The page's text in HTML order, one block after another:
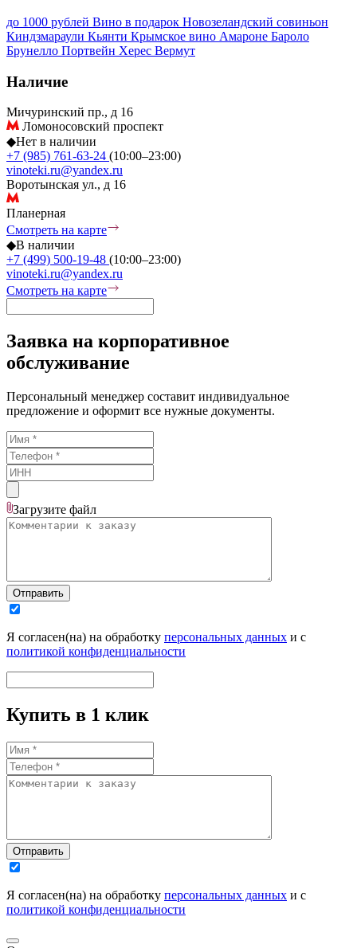
до 1000 рублей Вино в подарок Новозеландский совиньон
Киндзмараули Кьянти Крымское вино Амароне Бароло
Брунелло Портвейн Херес Вермут
Наличие
Мичуринский пр., д 16
Ломоносовский проспект
◆Нет в наличии
+7 (985) 761-63-24 (10:00–23:00)
vinoteki.ru@yandex.ru
Воротынская ул., д 16
Планерная
Смотреть на карте
◆В наличии
+7 (499) 500-19-48 (10:00–23:00)
vinoteki.ru@yandex.ru
Смотреть на карте
Заявка на корпоративное
обслуживание
Персональный менеджер составит индивидуальное
предложение и оформит все нужные документы.
Загрузите файл
Отправить
Я согласен(на) на обработку персональных данных и с
политикой конфиденциальности
Купить в 1 клик
Отправить
Я согласен(на) на обработку персональных данных и с
политикой конфиденциальности